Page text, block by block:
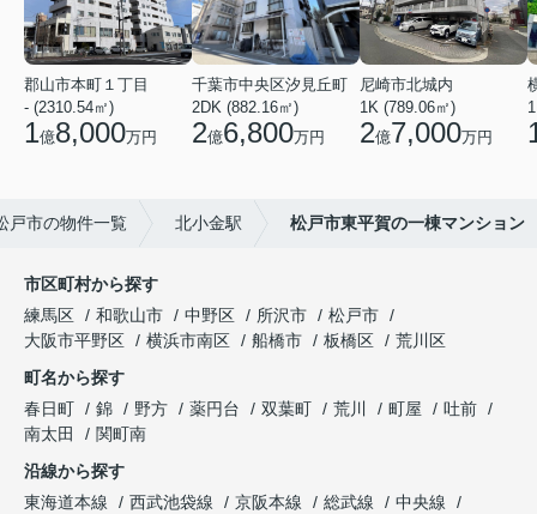
郡山市本町１丁目
- (2310.54㎡)
1億8,000万円
千葉市中央区汐見丘町
2DK (882.16㎡)
2億6,800万円
尼崎市北城内
1K (789.06㎡)
2億7,000万円
戸市の物件一覧 北小金駅 松戸市東平賀の一棟マンション
市区町村から探す
練馬区
和歌山市 中野区 所沢市
松戸市
大阪市平野区
横浜市南区 船橋市 板橋区
荒川区
町名から探す
春日町
錦 野方 薬円台 双葉町 荒川 町屋
吐前
南太田
関町南
沿線から探す
東海道本線
西武池袋線 京阪本線 総武線
中央線